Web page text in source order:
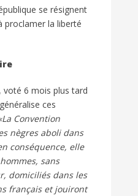
se résignent
proclamer la liberté
voté 6 mois plus tard
ces
Convention
nègres aboli dans
conséquence, elle
sans
domiciliés dans les
français et jouiront